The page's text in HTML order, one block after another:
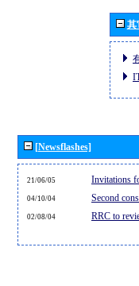
其
[Newsflashes]
21/06/05 Invitations
04/10/04 Second
02/08/04 RRC to